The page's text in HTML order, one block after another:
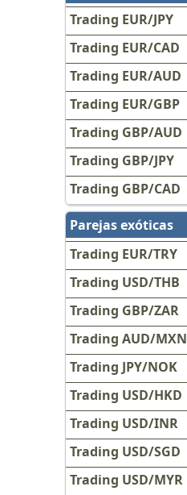
Trading EUR/JPY
Trading EUR/CAD
Trading EUR/AUD
Trading EUR/GBP
Trading GBP/AUD
Trading GBP/JPY
Trading GBP/CAD
Parejas exóticas
Trading EUR/TRY
Trading USD/THB
Trading GBP/ZAR
Trading AUD/MXN
Trading JPY/NOK
Trading USD/HKD
Trading USD/INR
Trading USD/SGD
Trading USD/MYR